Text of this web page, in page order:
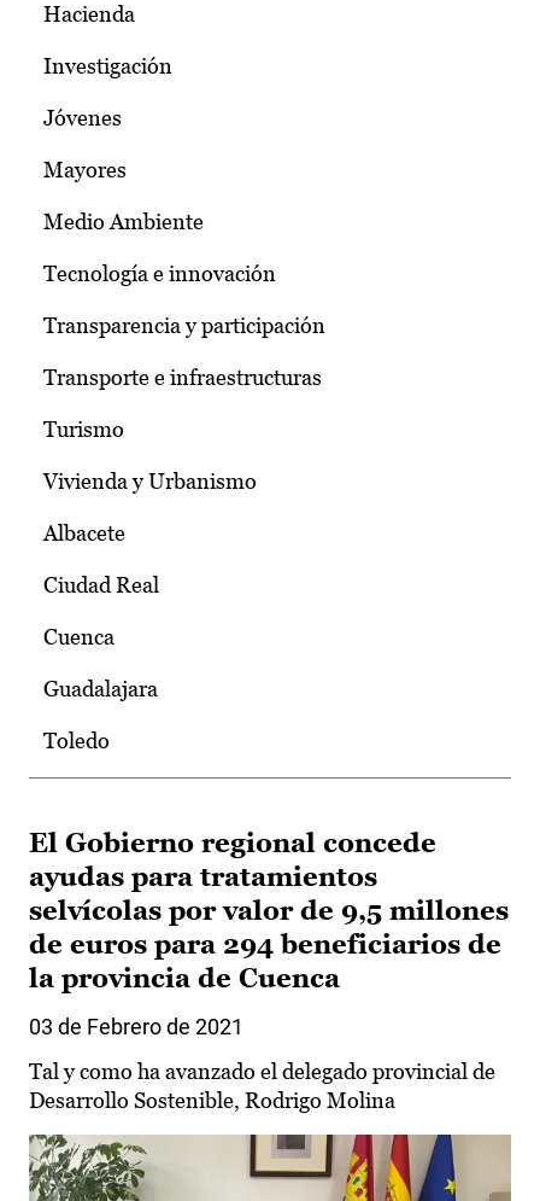
Hacienda
Investigación
Jóvenes
Mayores
Medio Ambiente
Tecnología e innovación
Transparencia y participación
Transporte e infraestructuras
Turismo
Vivienda y Urbanismo
Albacete
Ciudad Real
Cuenca
Guadalajara
Toledo
El Gobierno regional concede
ayudas para tratamientos
selvícolas por valor de 9,5 millones
de euros para 294 beneficiarios de
la provincia de Cuenca
03 de Febrero de 2021
Tal y como ha avanzado el delegado provincial de
Desarrollo Sostenible, Rodrigo Molina